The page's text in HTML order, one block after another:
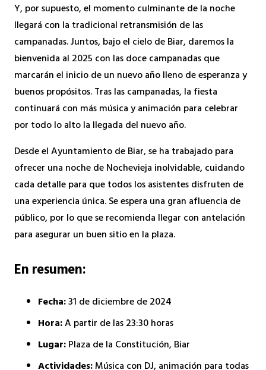
Y, por supuesto, el momento culminante de la noche
llegará con la tradicional retransmisión de las
campanadas. Juntos, bajo el cielo de Biar, daremos la
bienvenida al 2025 con las doce campanadas que
marcarán el inicio de un nuevo año lleno de esperanza y
buenos propósitos. Tras las campanadas, la fiesta
continuará con más música y animación para celebrar
por todo lo alto la llegada del nuevo año.
Desde el Ayuntamiento de Biar, se ha trabajado para
ofrecer una noche de Nochevieja inolvidable, cuidando
cada detalle para que todos los asistentes disfruten de
una experiencia única. Se espera una gran afluencia de
público, por lo que se recomienda llegar con antelación
para asegurar un buen sitio en la plaza.
En resumen:
Fecha:31 de diciembre de 2024
Hora:A partir de las 23:30 horas
Lugar:Plaza de la Constitución, Biar